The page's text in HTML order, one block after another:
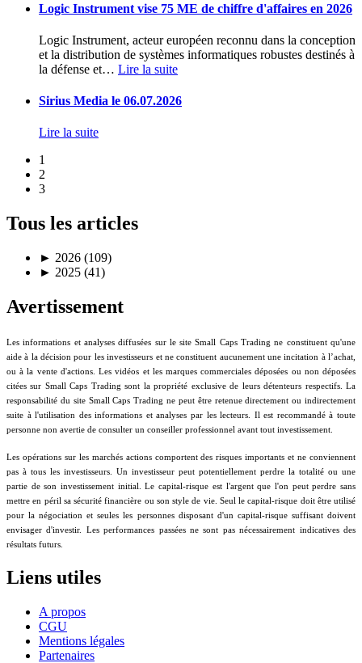
Logic Instrument vise 75 ME de chiffre d'affaires en 2026
Logic Instrument, acteur européen reconnu dans la conception
et la distribution de systèmes informatiques robustes destinés à
la défense et… Lire la suite
Sirius Media le 06.07.2026
Lire la suite
1
2
3
Tous les articles
► 2026 (109)
► 2025 (41)
Avertissement
Les informations et analyses diffusées sur le site Small Caps Trading ne constituent qu'une
aide à la décision pour les investisseurs et ne constituent aucunement une incitation à l’achat,
ou à la vente d'actions. Les vidéos et les marques commerciales déposées ou non déposées
citées sur Small Caps Trading sont la propriété exclusive de leurs détenteurs respectifs. La
responsabilité du site Small Caps Trading ne peut être retenue directement ou indirectement
suite à l'utilisation des informations et analyses par les lecteurs. Il est recommandé à toute
personne non avertie de consulter un conseiller professionnel avant tout investissement.
Les opérations sur les marchés actions comportent des risques importants et ne conviennent
pas à tous les investisseurs. Un investisseur peut potentiellement perdre la totalité ou une
partie de son investissement initial. Le capital-risque est l'argent que l'on peut perdre sans
mettre en péril sa sécurité financière ou son style de vie. Seul le capital-risque doit être utilisé
pour la négociation et seules les personnes disposant d'un capital-risque suffisant doivent
envisager d'investir. Les performances passées ne sont pas nécessairement indicatives des
résultats futurs.
Liens utiles
A propos
CGU
Mentions légales
Partenaires